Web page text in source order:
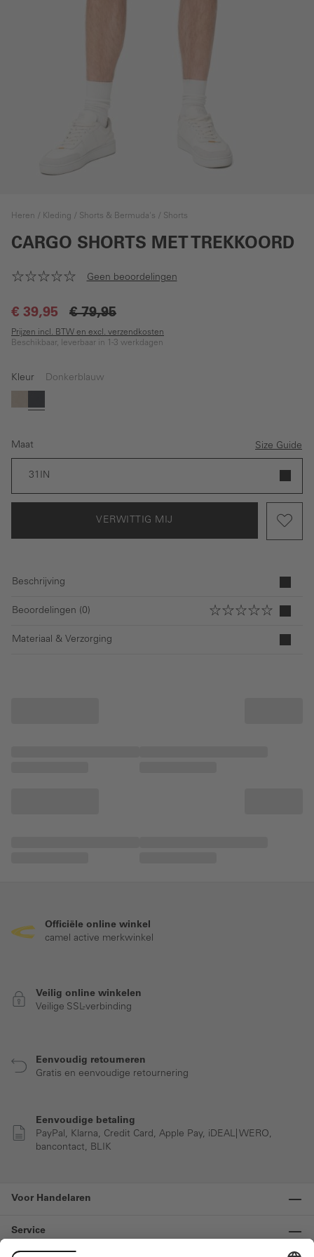
Heren Kleding Shorts & Bermuda's Shorts
CARGO SHORTS MET TREKKOORD
Geen beoordelingen
€ 39,95 € 79,95
Prijzen incl. BTW en excl. verzendkosten
Beschikbaar, leverbaar in 1-3 werkdagen
Kleur Donkerblauw
BeigeDonkerblauw
Maat Size Guide
31IN
VERWITTIG MIJ
Beschrijving
Beoordelingen (0)
Materiaal & Verzorging
Officiële online winkel
camel active merkwinkel
Veilig online winkelen
Veilige SSL-verbinding
Eenvoudig retourneren
Gratis en eenvoudige retournering
Eenvoudige betaling
PayPal, Klarna, Credit Card, Apple Pay, iDEAL| WERO,
bancontact, BLIK
Voor Handelaren
Service